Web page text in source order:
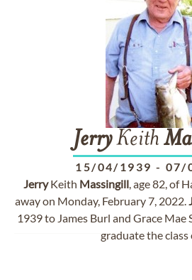
JerryKeith
15/04/1939 - 07/
JerryKeith Massingill, age 82, of
away on Monday, February 7, 2022.
1939 to James Burl and Grace Mae
graduate the class